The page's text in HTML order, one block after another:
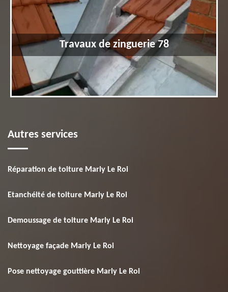
Travaux de zinguerie 78
Autres services
Réparation de toiture Marly Le Roi
Etanchéité de toiture Marly Le Roi
Demoussage de toiture Marly Le Roi
Nettoyage façade Marly Le Roi
Pose nettoyage gouttière Marly Le Roi